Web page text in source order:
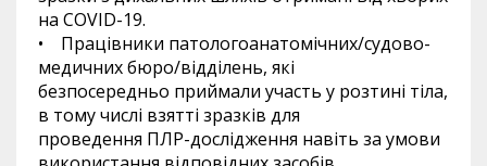
на COVID-19.
• Працівники патологоанатомічних/судово-
медичних бюро/відділень, які
безпосередньо приймали участь у розтині тіла,
в тому числі взятті зразків для
проведення ПЛР-дослідження навіть за умови